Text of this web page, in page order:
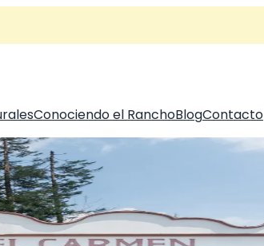
Conociendo el RanchoBlogContacto